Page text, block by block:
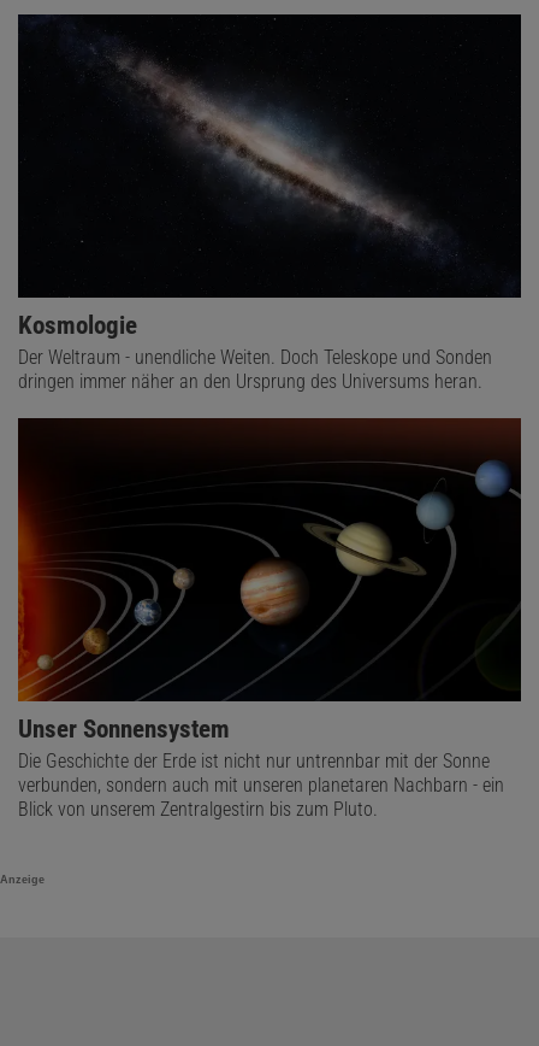
Kosmologie
Der Weltraum - unendliche Weiten. Doch Teleskope und Sonden
dringen immer näher an den Ursprung des Universums heran.
Unser Sonnensystem
Die Geschichte der Erde ist nicht nur untrennbar mit der Sonne
verbunden, sondern auch mit unseren planetaren Nachbarn - ein
Blick von unserem Zentralgestirn bis zum Pluto.
Anzeige